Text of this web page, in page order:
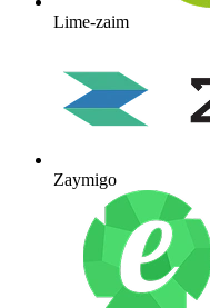
Lime-zaim
Zaymigo